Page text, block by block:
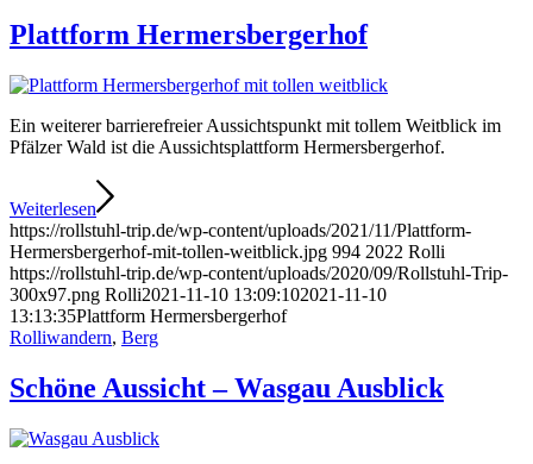
Plattform Hermersbergerhof
Ein weiterer barrierefreier Aussichtspunkt mit tollem Weitblick im
Pfälzer Wald ist die Aussichtsplattform Hermersbergerhof.
Weiterlesen
https://rollstuhl-trip.de/wp-content/uploads/2021/11/Plattform-
Hermersbergerhof-mit-tollen-weitblick.jpg 994 2022 Rolli
https://rollstuhl-trip.de/wp-content/uploads/2020/09/Rollstuhl-Trip-
300x97.png Rolli2021-11-10 13:09:102021-11-10
13:13:35Plattform Hermersbergerhof
Rolliwandern, Berg
Schöne Aussicht – Wasgau Ausblick